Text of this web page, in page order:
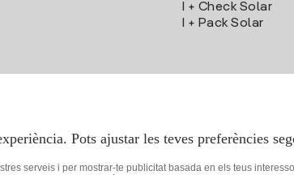
I + Check Solar
I + Pack Solar
Pots ajustar les teves preferències
serveis i per mostrar-te publicitat basada en els teus